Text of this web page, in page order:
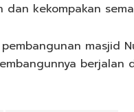
kekompakan
masjid